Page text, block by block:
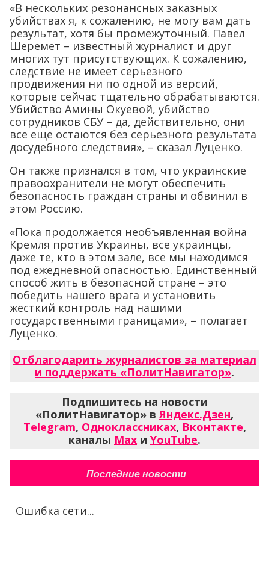
«В нескольких резонансных заказных
убийствах я, к сожалению, не могу вам дать
результат, хотя бы промежуточный. Павел
Шеремет – известный журналист и друг
многих тут присутствующих. К сожалению,
следствие не имеет серьезного
продвижения ни по одной из версий,
которые сейчас тщательно обрабатываются.
Убийство Амины Окуевой, убийство
сотрудников СБУ – да, действительно, они
все еще остаются без серьезного результата
досудебного следствия», – сказал Луценко.
Он также признался в том, что украинские
правоохранители не могут обеспечить
безопасность граждан страны и обвинил в
этом Россию.
«Пока продолжается необъявленная война
Кремля против Украины, все украинцы,
даже те, кто в этом зале, все мы находимся
под ежедневной опасностью. Единственный
способ жить в безопасной стране – это
победить нашего врага и установить
жесткий контроль над нашими
государственными границами», – полагает
Луценко.
Отблагодарить журналистов за материал
и поддержать «ПолитНавигатор».
Подпишитесь на новости
«ПолитНавигатор» вЯндекс.Дзен,
Telegram, Одноклассниках, Вконтакте,
каналы Max и YouTube.
Последние новости
Ошибка сети...